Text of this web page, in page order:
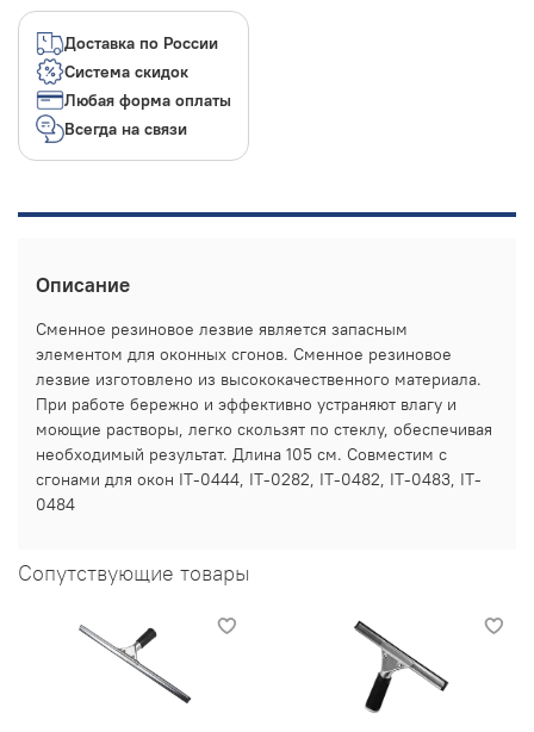
Доставка по России
Система скидок
Любая форма оплаты
Всегда на связи
Описание
Сменное резиновое лезвие является запасным
элементом для оконных сгонов. Сменное резиновое
лезвие изготовлено из высококачественного материала.
При работе бережно и эффективно устраняют влагу и
моющие растворы, легко скользят по стеклу, обеспечивая
необходимый результат. Длина 105 см. Совместим с
сгонами для окон IT-0444, IT-0282, IT-0482, IT-0483, IT-
0484
Сопутствующие товары